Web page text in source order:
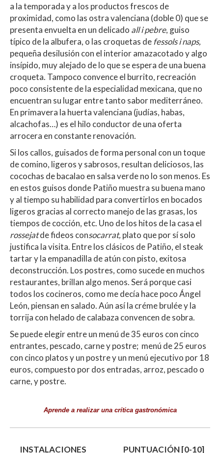
a la temporada y a los productos frescos de
proximidad, como las ostra valenciana (doble 0) que se
presenta envuelta en un delicado all i pebre, guiso
típico de la albufera, o las croquetas de fessols i naps,
pequeña desilusión con el interior amazacotado y algo
insípido, muy alejado de lo que se espera de una buena
croqueta. Tampoco convence el burrito, recreación
poco consistente de la especialidad mexicana, que no
encuentran su lugar entre tanto sabor mediterráneo.
En primavera la huerta valenciana (judías, habas,
alcachofas…) es el hilo conductor de una oferta
arrocera en constante renovación.
Si los callos, guisados de forma personal con un toque
de comino, ligeros y sabrosos, resultan deliciosos, las
cocochas de bacalao en salsa verde no lo son menos. Es
en estos guisos donde Patiño muestra su buena mano
y al tiempo su habilidad para convertirlos en bocados
ligeros gracias al correcto manejo de las grasas, los
tiempos de cocción, etc. Uno de los hitos de la casa el
rossejatde fideos consocarrat, plato que por sí solo
justifica la visita. Entre los clásicos de Patiño, el steak
tartar y la empanadilla de atún con pisto, exitosa
deconstrucción. Los postres, como sucede en muchos
restaurantes, brillan algo menos. Será porque casi
todos los cocineros, como me decía hace poco Ángel
León, piensan en salado. Aún así la créme brulée y la
torrija con helado de calabaza convencen de sobra.
Se puede elegir entre un menú de 35 euros con cinco
entrantes, pescado, carne y postre; menú de 25 euros
con cinco platos y un postre y un menú ejecutivo por 18
euros, compuesto por dos entradas, arroz, pescado o
carne, y postre.
Aprende a realizar una crítica gastronómica
INSTALACIONES PUNTUACIÓN [0-10]